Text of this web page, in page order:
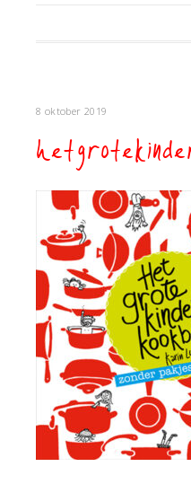
8 oktober 2019